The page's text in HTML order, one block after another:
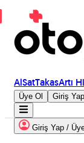
AlSatTakasArtı
Üye Ol Giriş Yap
Giriş Yap /